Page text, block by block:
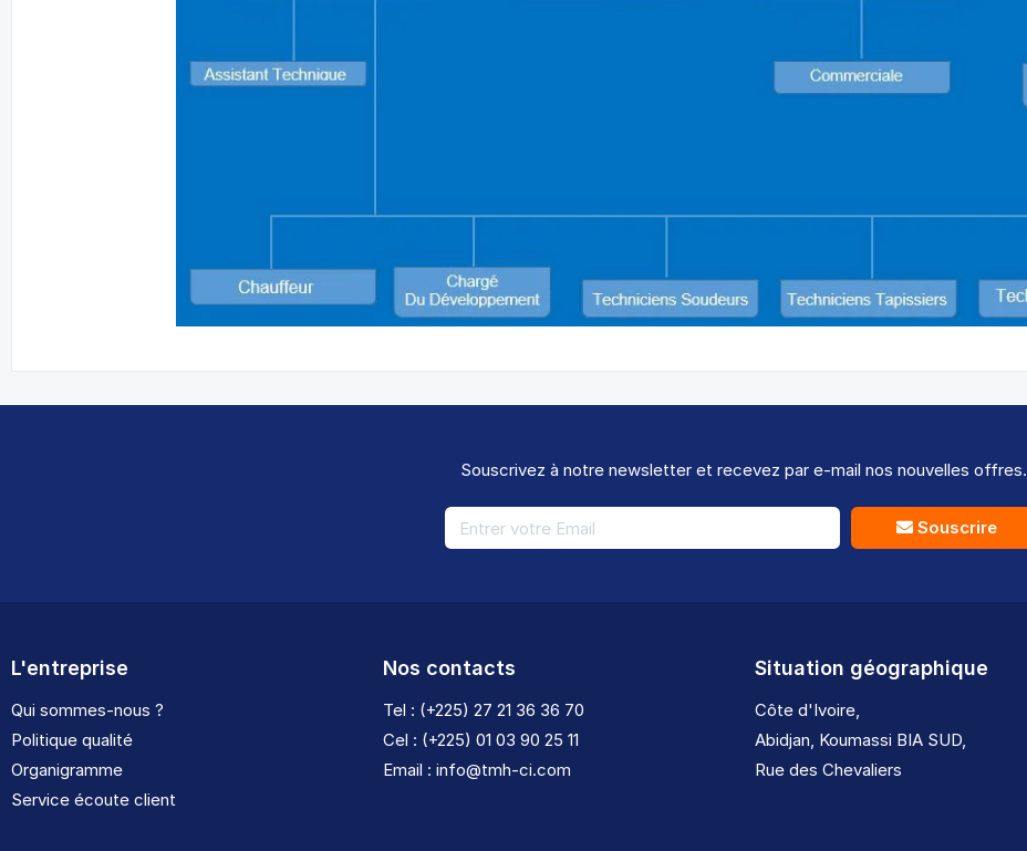
Souscrivez à notre newsletter et recevez par e-mail nos nouvelles offres.
Souscrire
L'entreprise
Qui sommes-nous ?
Politique qualité
Organigramme
Service écoute client
Nos contacts
Tel : (+225) 27 21 36 36 70
Cel : (+225) 01 03 90 25 11
Email : info@tmh-ci.com
Situation géographique
Côte d'Ivoire,
Abidjan, Koumassi BIA SUD,
Rue des Chevaliers